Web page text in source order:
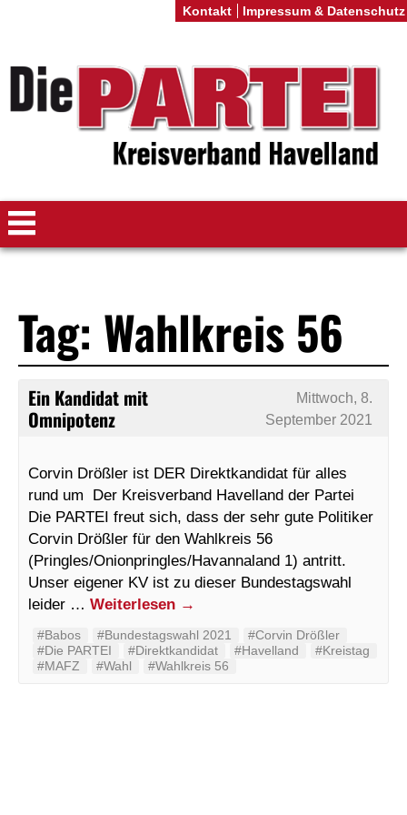
Tag: Wahlkreis 56
Ein Kandidat mit
Omnipotenz
Mittwoch, 8.
September 2021
Corvin Drößler ist DER Direktkandidat für alles
rund um Der Kreisverband Havelland der Partei
Die PARTEI freut sich, dass der sehr gute Politiker
Corvin Drößler für den Wahlkreis 56
(Pringles/Onionpringles/Havannaland 1) antritt.
Unser eigener KV ist zu dieser Bundestagswahl
leider … Weiterlesen →
#Babos #Bundestagswahl 2021
#Corvin Drößler
#Die PARTEI
#Direktkandidat #Havelland
#Kreistag
#MAFZ
#Wahl #Wahlkreis 56
Kontakt Impressum & Datenschutz